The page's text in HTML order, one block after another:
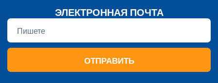
ЭЛЕКТРОННАЯ ПОЧТА
ОТПРАВИТЬ